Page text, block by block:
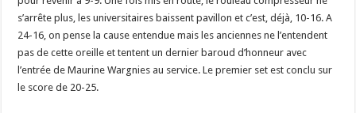
s’arrête plus, les universitaires baissent pavillon et c’est, déjà, 10-16. A
24-16, on pense la cause entendue mais les anciennes ne l’entendent
pas de cette oreille et tentent un dernier baroud d’honneur avec
l’entrée de Maurine Wargnies au service. Le premier set est conclu sur
le score de 20-25.